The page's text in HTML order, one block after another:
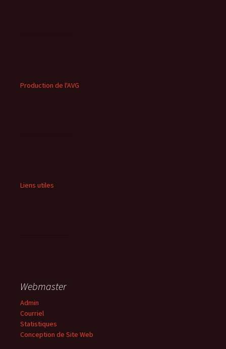
Production de l'AVG
Liens utiles
Webmaster
Admin
Courriel
Statistiques
Conception de Site Web